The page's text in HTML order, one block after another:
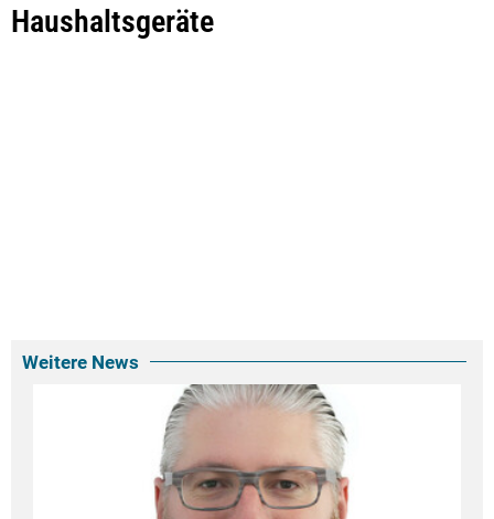
Haushaltsgeräte
Weitere News